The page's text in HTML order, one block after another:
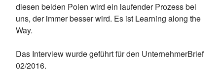
die­sen bei­den Po­len wird ein lau­fen­der Pro­zess bei
uns, der im­mer bes­ser wird. Es ist Learning along the
Way.
Das In­ter­view wurde geführt für den Un­ter­neh­mer­Brief
02/​2016.